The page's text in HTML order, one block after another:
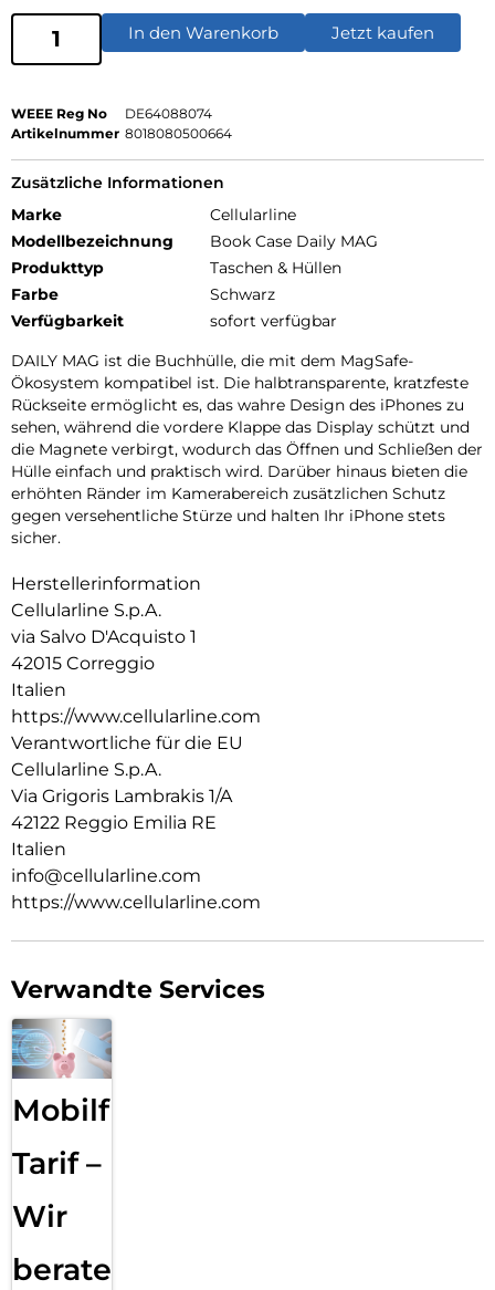
In den Warenkorb Jetzt kaufen
WEEE Reg No
DE64088074
Artikelnummer 8018080500664
Zusätzliche Informationen
Marke
Cellularline
Modellbezeichnung
Book Case Daily MAG
Produkttyp
Taschen & Hüllen
Farbe
Schwarz
Verfügbarkeit
sofort verfügbar
DAILY MAG ist die Buchhülle, die mit dem MagSafe-
Ökosystem kompatibel ist. Die halbtransparente, kratzfeste
Rückseite ermöglicht es, das wahre Design des iPhones zu
sehen, während die vordere Klappe das Display schützt und
die Magnete verbirgt, wodurch das Öffnen und Schließen der
Hülle einfach und praktisch wird. Darüber hinaus bieten die
erhöhten Ränder im Kamerabereich zusätzlichen Schutz
gegen versehentliche Stürze und halten Ihr iPhone stets
sicher.
Herstellerinformation
Cellularline S.p.A.
via Salvo D'Acquisto 1
42015 Correggio
Italien
https://www.cellularline.com
Verantwortliche für die EU
Cellularline S.p.A.
Via Grigoris Lambrakis 1/A
42122 Reggio Emilia RE
Italien
info@cellularline.com
https://www.cellularline.com
Verwandte Services
Mobilfunk
Tarif –
Wir
beraten